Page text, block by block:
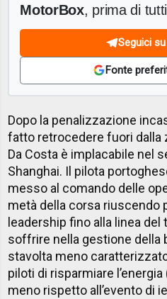
MotorBox, prima di
Seguici
Fonte
Dopo la penalizzazione
fatto retrocedere fuori dalla
Da Costa è implacabile nel
Shanghai. Il pilota
messo al comando delle
metà della corsa riuscendo
leadership fino alla linea
soffrire nella gestione della
stavolta meno
piloti di risparmiare
meno rispetto all’evento di